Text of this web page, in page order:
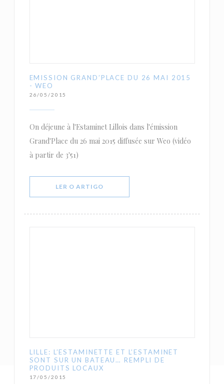
EMISSION GRAND’PLACE DU 26 MAI 2015
- WEO
26/05/2015
On déjeune à l'Estaminet Lillois dans l'émission
Grand'Place du 26 mai 2015 diffusée sur Weo (vidéo
à partir de 3'51)
LER O ARTIGO((ABRE NUMA NOVA JANELA))
LILLE: L’ESTAMINETTE ET L’ESTAMINET
SONT SUR UN BATEAU… REMPLI DE
PRODUITS LOCAUX
17/05/2015